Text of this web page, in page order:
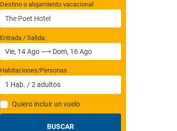
Destino o alojamiento vacacional
Entrada / Salida:
Habitaciones/Personas
1 Hab. /2 adultos
Quiero incluir un vuelo
BUSCAR